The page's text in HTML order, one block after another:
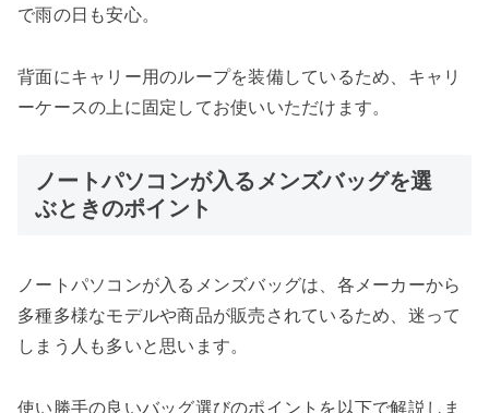
で雨の日も安心。
背面にキャリー用のループを装備しているため、キャリ
ーケースの上に固定してお使いいただけます。
ノートパソコンが入るメンズバッグを選
ぶときのポイント
ノートパソコンが入るメンズバッグは、各メーカーから
多種多様なモデルや商品が販売されているため、迷って
しまう人も多いと思います。
使い勝手の良いバッグ選びのポイントを以下で解説しま